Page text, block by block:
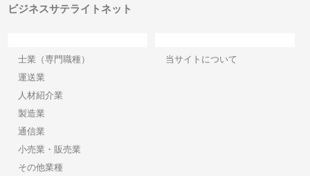
ビジネスサテライトネット
士業（専門職種）
運送業
人材紹介業
製造業
通信業
小売業・販売業
その他業種
当サイトについて